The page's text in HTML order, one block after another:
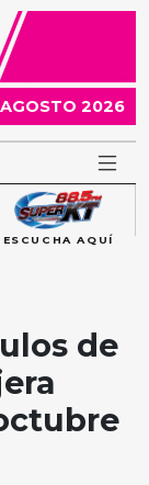
2026
ESCUCHA AQUÍ
de